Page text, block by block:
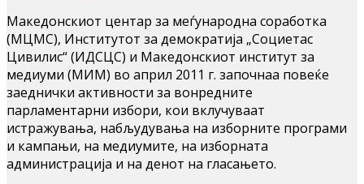
Македонскиот центар за меѓународна соработка
(МЦМС), Институтот за демократија „Социетас
Цивилис“ (ИДСЦС) и Македонскиот институт за
медиуми (МИМ) во април 2011 г. започнаа повеќе
заеднички активности за вонредните
парламентарни избори, кои вклучуваат
истражувања, набљудувања на изборните програми
и кампањи, на медиумите, на изборната
администрација и на денот на гласањето.